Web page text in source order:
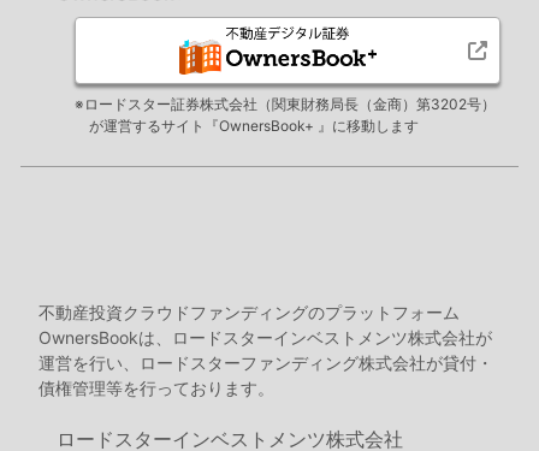
※ロードスター証券株式会社（関東財務局長（金商）第3202号）
が運営するサイト『OwnersBook+ 』に移動します
不動産投資クラウドファンディングのプラットフォーム
OwnersBookは、ロードスターインベストメンツ株式会社が
運営を行い、ロードスターファンディング株式会社が貸付・
債権管理等を行っております。
ロードスターインベストメンツ株式会社